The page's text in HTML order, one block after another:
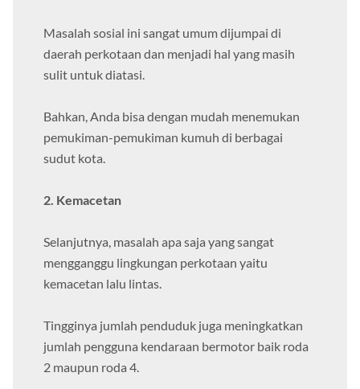
Masalah sosial ini sangat umum dijumpai di
daerah perkotaan dan menjadi hal yang masih
sulit untuk diatasi.
Bahkan, Anda bisa dengan mudah menemukan
pemukiman-pemukiman kumuh di berbagai
sudut kota.
2. Kemacetan
Selanjutnya, masalah apa saja yang sangat
mengganggu lingkungan perkotaan yaitu
kemacetan lalu lintas.
Tingginya jumlah penduduk juga meningkatkan
jumlah pengguna kendaraan bermotor baik roda
2 maupun roda 4.